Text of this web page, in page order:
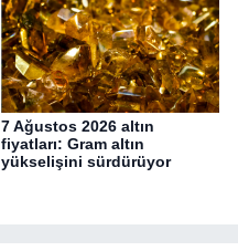
7 Ağustos 2026 altın
fiyatları: Gram altın
yükselişini sürdürüyor